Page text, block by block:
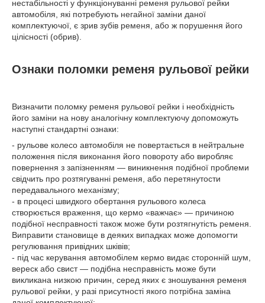
нестабільності у функціонуванні ременя рульової рейки
автомобіля, які потребують негайної заміни даної
комплектуючої, є зрив зубів ременя, або ж порушення його
цілісності (обрив).
Ознаки поломки ременя рульової рейки
Визначити поломку ременя рульової рейки і необхідність
його заміни на нову аналогічну комплектуючу допоможуть
наступні стандартні ознаки:
- рульове колесо автомобіля не повертається в нейтральне
положення після виконання його повороту або виробляє
повернення з запізненням — виникнення подібної проблеми
свідчить про розтягуванні ременя, або перетянутости
передавального механізму;
- в процесі швидкого обертання рульового колеса
створюється враження, що кермо «важчає» — причиною
подібної несправності також може бути розтягнутість ременя.
Виправити становище в деяких випадках може допомогти
регулювання привідних шківів;
- під час керування автомобілем кермо видає сторонній шум,
вереск або свист — подібна несправність може бути
викликана низкою причин, серед яких є зношування ременя
рульової рейки, у разі присутності якого потрібна заміна